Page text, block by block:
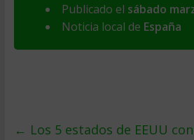
Publicado el sábado
Noticia local de España
← Los 5 estados de EEUU